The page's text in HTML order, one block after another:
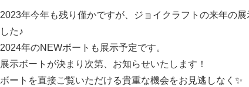
2023年今年も残り僅かですが、ジョイクラフトの来年の
した♪
2024年のNEWボートも展示予定です。
展示ボートが決まり次第、お知らせいたします！
ボートを直接ご覧いただける貴重な機会をお見逃しなく✨